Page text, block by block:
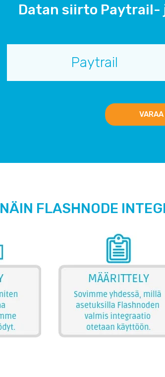
Datan siirto Paytrail-
Paytrail
NÄIN FLASHNODE